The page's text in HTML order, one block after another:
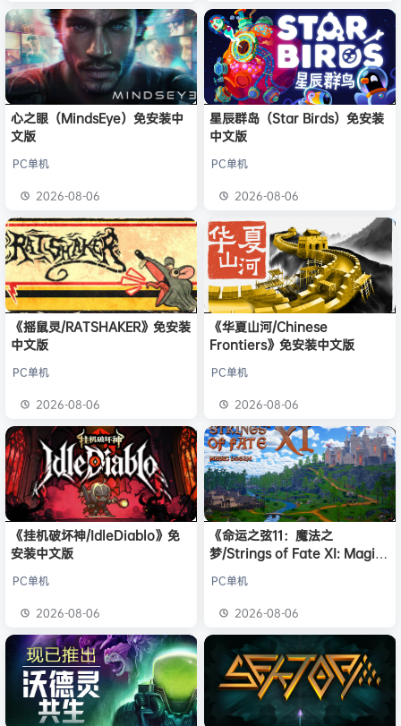
心之眼（MindsEye）免安装中
文版
PC单机
2026-08-06
星辰群岛（Star Birds）免安装
中文版
PC单机
2026-08-06
《摇鼠灵/RATSHAKER》免安装
中文版
PC单机
2026-08-06
《华夏山河/Chinese
Frontiers》免安装中文版
PC单机
2026-08-06
《挂机破坏神/IdleDiablo》免
安装中文版
PC单机
2026-08-06
《命运之弦11：魔法之
梦/Strings of Fate XI: Magic
PC单机
2026-08-06